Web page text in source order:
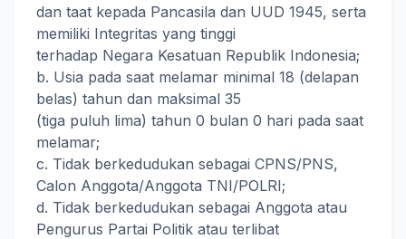
dan taat kepada Pancasila dan UUD 1945, serta
memiliki Integritas yang tinggi
terhadap Negara Kesatuan Republik Indonesia;
b. Usia pada saat melamar minimal 18 (delapan
belas) tahun dan maksimal 35
(tiga puluh lima) tahun 0 bulan 0 hari pada saat
melamar;
c. Tidak berkedudukan sebagai CPNS/PNS,
Calon Anggota/Anggota TNI/POLRI;
d. Tidak berkedudukan sebagai Anggota atau
Pengurus Partai Politik atau terlibat